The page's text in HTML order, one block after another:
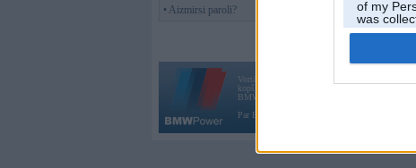
of my
was
Opted
• Aizmirsi paroli?
Vortāls BMWPower.lv darbojas
kopš 2002. gada 14. maija. Tas nav auto klubs
BMW AG.
Par BMWPower